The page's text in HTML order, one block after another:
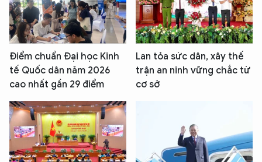
Điểm chuẩn Đại học Kinh
tế Quốc dân năm 2026
cao nhất gần 29 điểm
Lan tỏa sức dân, xây thế
trận an ninh vững chắc từ
cơ sở